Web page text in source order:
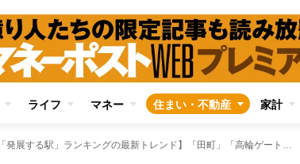
ライフ マネー 住まい・不動産 家計
【港区「発展する駅」ランキングの最新トレンド】「田町」「高輪ゲートウェイ」「泉岳寺」が上位ランクイン 「広域品川圏」の開発が区内に引き起こす地殻変動